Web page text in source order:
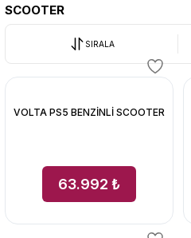
SCOOTER
SIRALA
VOLTA PS5 BENZİNLİ SCOOTER
63.992 ₺